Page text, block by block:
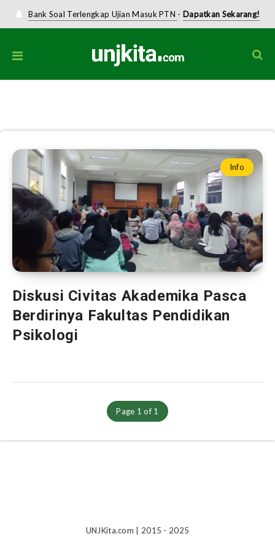
Bank Soal Terlengkap Ujian Masuk PTN - Dapatkan Sekarang!
Info
Diskusi Civitas Akademika Pasca
Berdirinya Fakultas Pendidikan
Psikologi
Page 1 of 1
UNJKita.com | 2015 - 2025